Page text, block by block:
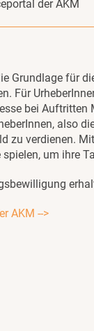
der AKM
Grundlage für
Für
bei
also
zu verdienen.
spielen, um ihre
AKM -->